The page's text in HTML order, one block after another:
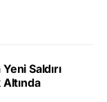
Saldırı
Altında